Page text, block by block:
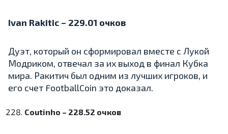
Ivan Rakitic – 229.01 очков
Дуэт, который он сформировал вместе с Лукой
Модриком, отвечал за их выход в финал Кубка
мира. Ракитич был одним из лучших игроков, и
его счет FootballCoin это доказал.
Coutinho – 228.52 очков